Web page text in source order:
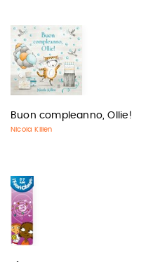
Buon compleanno, Ollie!
Nicola Killen